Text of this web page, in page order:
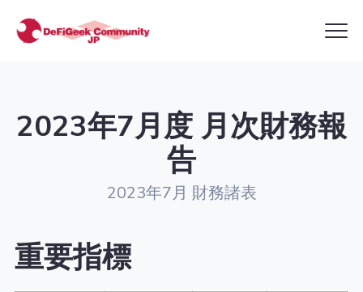
2023年7月度 月次財務報
告
2023年7月 財務諸表
重要指標